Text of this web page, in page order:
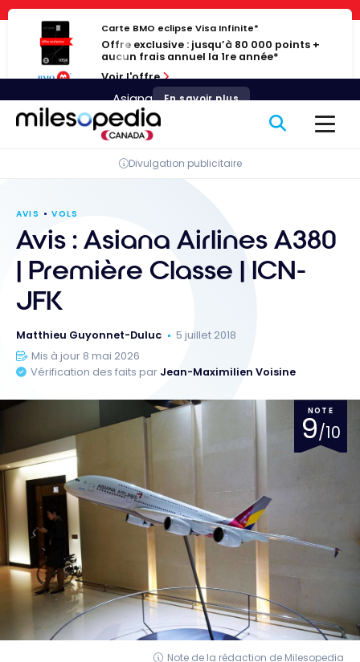
Panneau de gestion des cookies
Passer
contenu
Carte BMO eclipse Visa Infinite*
Offre exclusive : jusqu’à 80 000 points +
aucun frais annuel la 1re année*
Voir l'offre
Divulgation publicitaire
AVIS VOLS
Avis : Asiana Airlines A380
| Première Classe | ICN-
JFK
Matthieu Guyonnet-Duluc
5 juillet 2018
Mis à jour 8 mai 2026
Vérification des faits par Jean-Maximilien Voisine
NOTE
9/10
Note de la rédaction de Milesopedia
Asiana En savoir plus